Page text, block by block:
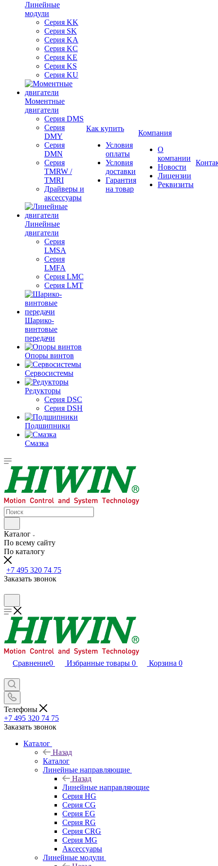
Линейные
модули
Серия KK
Серия SK
Серия KA
Серия KC
Серия KE
Серия KS
Серия KU
Моментные
двигатели
Серия DMS
Серия
DMY
Серия
DMN
Серия
TMRW /
TMRI
Драйверы и
аксессуары
Линейные
двигатели
Серия
LMSA
Серия
LMFA
Серия LMC
Серия LMT
Шарико-
винтовые
передачи
Опоры винтов
Сервосистемы
Редукторы
Серия DSC
Серия DSH
Подшипники
Смазка
Как купить
Условия
оплаты
Условия
доставки
Гарантия
на товар
Компания
О
компании
Новости
Лицензии
Реквизиты
Каталог
По всему сайту
По каталогу
+7 495 320 74 75
Заказать звонок
Сравнение0 Избранные товары 0 Корзина 0
Телефоны
+7 495 320 74 75
Заказать звонок
Каталог
Назад
Каталог
Линейные направляющие
Назад
Линейные направляющие
Серия HG
Серия CG
Серия EG
Серия RG
Серия CRG
Серия MG
Аксессуары
Линейные модули